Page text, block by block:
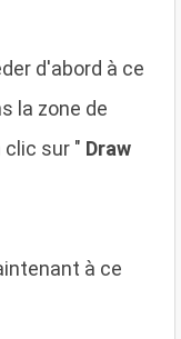
d'abord à ce
la zone de
clic sur " Draw
à ce